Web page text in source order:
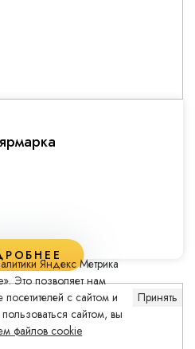
Яндекс Метрика
Это позволяет нам
с сайтом и
сайтом, вы
файлов cookie
Принять